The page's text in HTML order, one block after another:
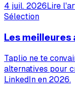
4 juil. 2026Lire
Sélection
Les
Taplio ne te
alternatives pour
LinkedIn en 2026.